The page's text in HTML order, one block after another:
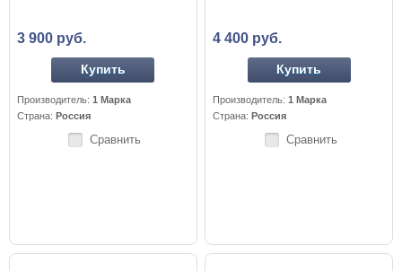
3 900 руб.
Купить
Производитель:1 Марка
Страна:Россия
Сравнить
4 400 руб.
Купить
Производитель:1 Марка
Страна:Россия
Сравнить